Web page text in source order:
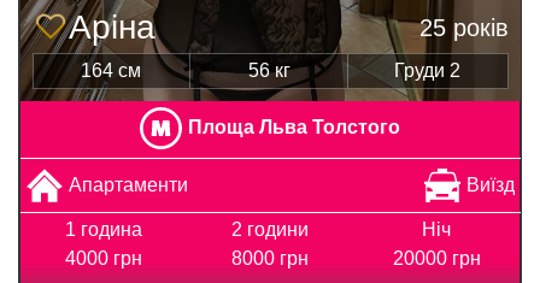
Аріна 25 років
164 см 56 кг Груди 2
Площа Льва Толстого
Апартаменти Виїзд
1 година
4000 грн
2 години
8000 грн
Ніч
20000 грн